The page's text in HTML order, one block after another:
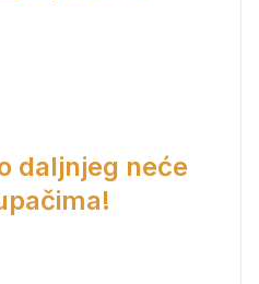
daljnjeg neće